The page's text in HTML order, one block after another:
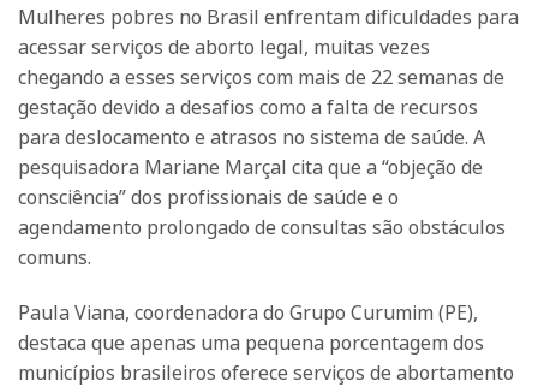
Mulheres pobres no Brasil enfrentam dificuldades para
acessar serviços de aborto legal, muitas vezes
chegando a esses serviços com mais de 22 semanas de
gestação devido a desafios como a falta de recursos
para deslocamento e atrasos no sistema de saúde. A
pesquisadora Mariane Marçal cita que a “objeção de
consciência” dos profissionais de saúde e o
agendamento prolongado de consultas são obstáculos
comuns.
Paula Viana, coordenadora do Grupo Curumim (PE),
destaca que apenas uma pequena porcentagem dos
municípios brasileiros oferece serviços de abortamento